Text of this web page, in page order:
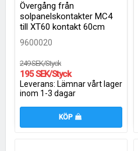
Övergång från
solpanelskontakter MC4
till XT60 kontakt 60cm
9600020
249 SEK/Styck
195 SEK/Styck
Leverans: Lämnar vårt lager
inom 1-3 dagar
KÖP